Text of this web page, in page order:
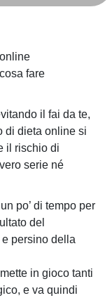
fare
il fai da te,
di dieta online si
il rischio di
serie né
po’ di tempo per
del
persino della
in gioco tanti
e va quindi